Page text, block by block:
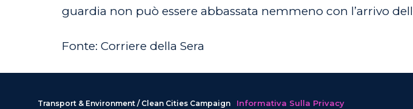
guardia non può essere abbassata nemmeno con l’arrivo
Fonte: Corriere della Sera
Transport & Environment / Clean Cities Campaign Informativa Sulla Privacy